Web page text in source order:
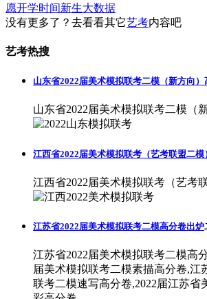
愿开学时间新生大数据
没有更多了？去看看其它艺考内容吧
艺考热搜
山东省2022届美术模拟联考二模（新方向）
山东省2022届美术模拟联考二模（
江西省2022届美术模拟联考（艺考联盟二模
江西省2022届美术模拟联考（艺考
江苏省2022届美术模拟联考二模高分卷出炉
江苏省2022届美术模拟联考二模高
届美术模拟联考二模素描高分卷,江
联考二模速写高分卷,2022届江苏省